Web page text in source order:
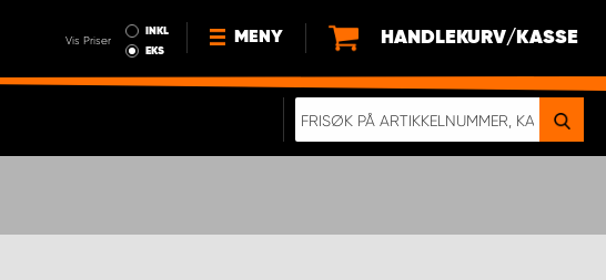
Vis Priser
INKL
EKS
MENY
NYHETER
HANDLEKURV/KASSE